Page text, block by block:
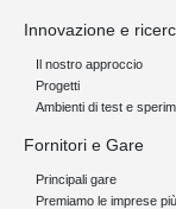
Innovazione e
Il nostro approccio
Progetti
Ambienti di test e
Fornitori e Gare
Principali gare
Premiamo le imprese